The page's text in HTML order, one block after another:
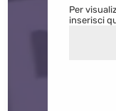
Per
inserisci